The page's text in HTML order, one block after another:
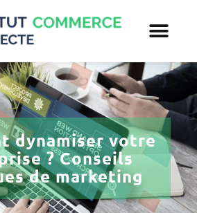
dynamiser votre
? Conseils
de marketing